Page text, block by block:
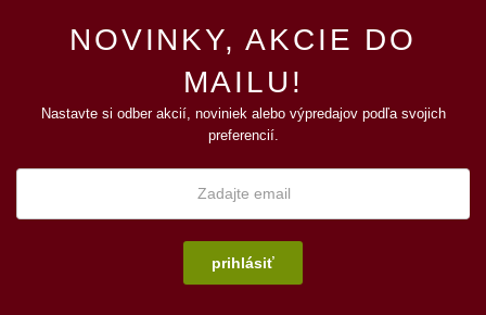
NOVINKY, AKCIE DO
MAILU!
Nastavte si odber akcií, noviniek alebo výpredajov podľa svojich
preferencií.
prihlásiť